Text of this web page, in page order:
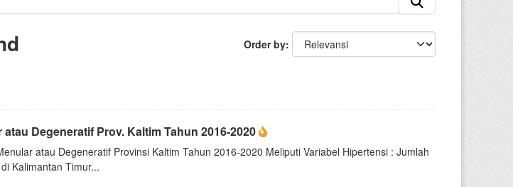
Order by
Degeneratif Prov. Kaltim Tahun 2016-2020
atau Degeneratif Provinsi Kaltim Tahun 2016-2020 Meliputi Variabel Hipertensi : Jumlah
Kalimantan Timur...